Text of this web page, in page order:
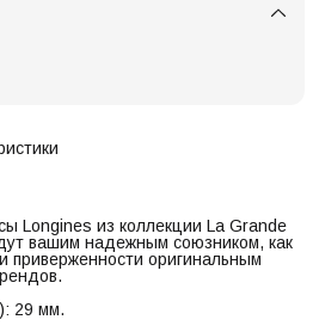
Longines из коллекции La Grande
вашим надежным союзником, как
приверженности оригинальным
29 мм.